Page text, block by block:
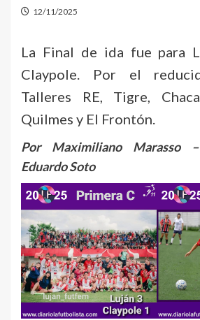
12/11/2025
La Final de ida fue para
Claypole. Por el
Talleres RE, Tigre,
Quilmes y El Frontón.
Por Maximiliano Marasso
Eduardo Soto